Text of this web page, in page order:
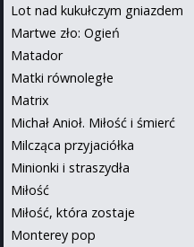
Lot nad kukułczym gniazdem
Martwe zło: Ogień
Matador
Matki równoległe
Matrix
Michał Anioł. Miłość i śmierć
Milcząca przyjaciółka
Minionki i straszydła
Miłość
Miłość, która zostaje
Monterey pop